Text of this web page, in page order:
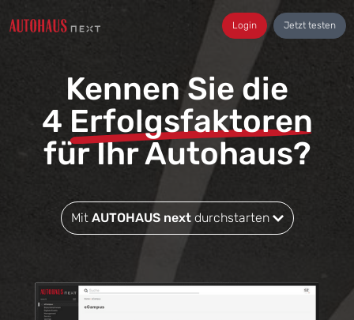
Login Jetzt testen
Kennen Sie die
4 Erfolgsfaktoren
für Ihr Autohaus?
Mit AUTOHAUS nextdurchstarten